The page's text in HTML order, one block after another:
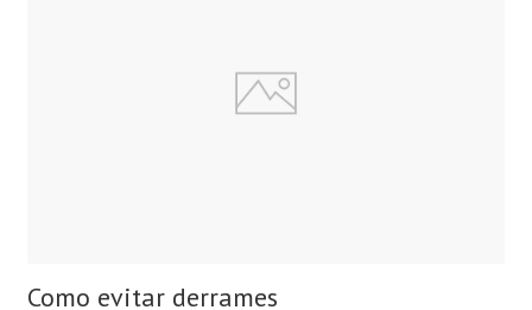
Como evitar derrames